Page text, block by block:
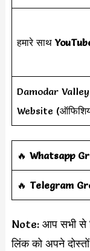
हमारे साथ
Damodar
Website
‎️‍🔥 Whatsapp
‎️‍🔥 Telegram
Note: आप सभी से
लिंक को अपने